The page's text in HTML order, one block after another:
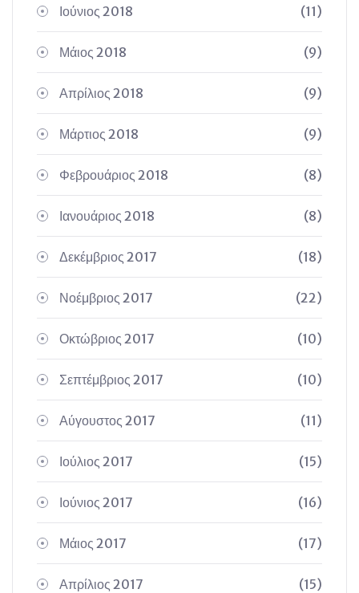
Ιούνιος 2018 (11)
Μάιος 2018 (9)
Απρίλιος 2018 (9)
Μάρτιος 2018 (9)
Φεβρουάριος 2018 (8)
Ιανουάριος 2018 (8)
Δεκέμβριος 2017 (18)
Νοέμβριος 2017 (22)
Οκτώβριος 2017 (10)
Σεπτέμβριος 2017 (10)
Αύγουστος 2017 (11)
Ιούλιος 2017 (15)
Ιούνιος 2017 (16)
Μάιος 2017 (17)
Απρίλιος 2017 (15)